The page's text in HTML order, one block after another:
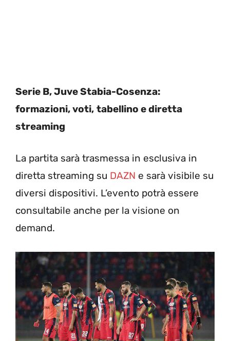
Serie B, Juve Stabia-Cosenza:
formazioni, voti, tabellino e diretta
streaming
La partita sarà trasmessa in esclusiva in
diretta streaming su DAZN e sarà visibile su
diversi dispositivi. L’evento potrà essere
consultabile anche per la visione on
demand.